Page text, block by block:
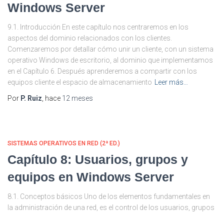
Windows Server
9.1. Introducción En este capítulo nos centraremos en los
aspectos del dominio relacionados con los clientes.
Comenzaremos por detallar cómo unir un cliente, con un sistema
operativo Windows de escritorio, al dominio que implementamos
en el Capítulo 6. Después aprenderemos a compartir con los
equipos cliente el espacio de almacenamiento
Leer más…
Por P. Ruiz , hace 12 meses
SISTEMAS OPERATIVOS EN RED (2ª ED.)
Capítulo 8: Usuarios, grupos y
equipos en Windows Server
8.1. Conceptos básicos Uno de los elementos fundamentales en
la administración de una red, es el control de los usuarios, grupos